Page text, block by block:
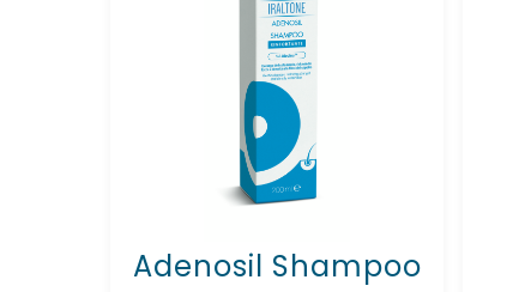
Adenosil Shampoo